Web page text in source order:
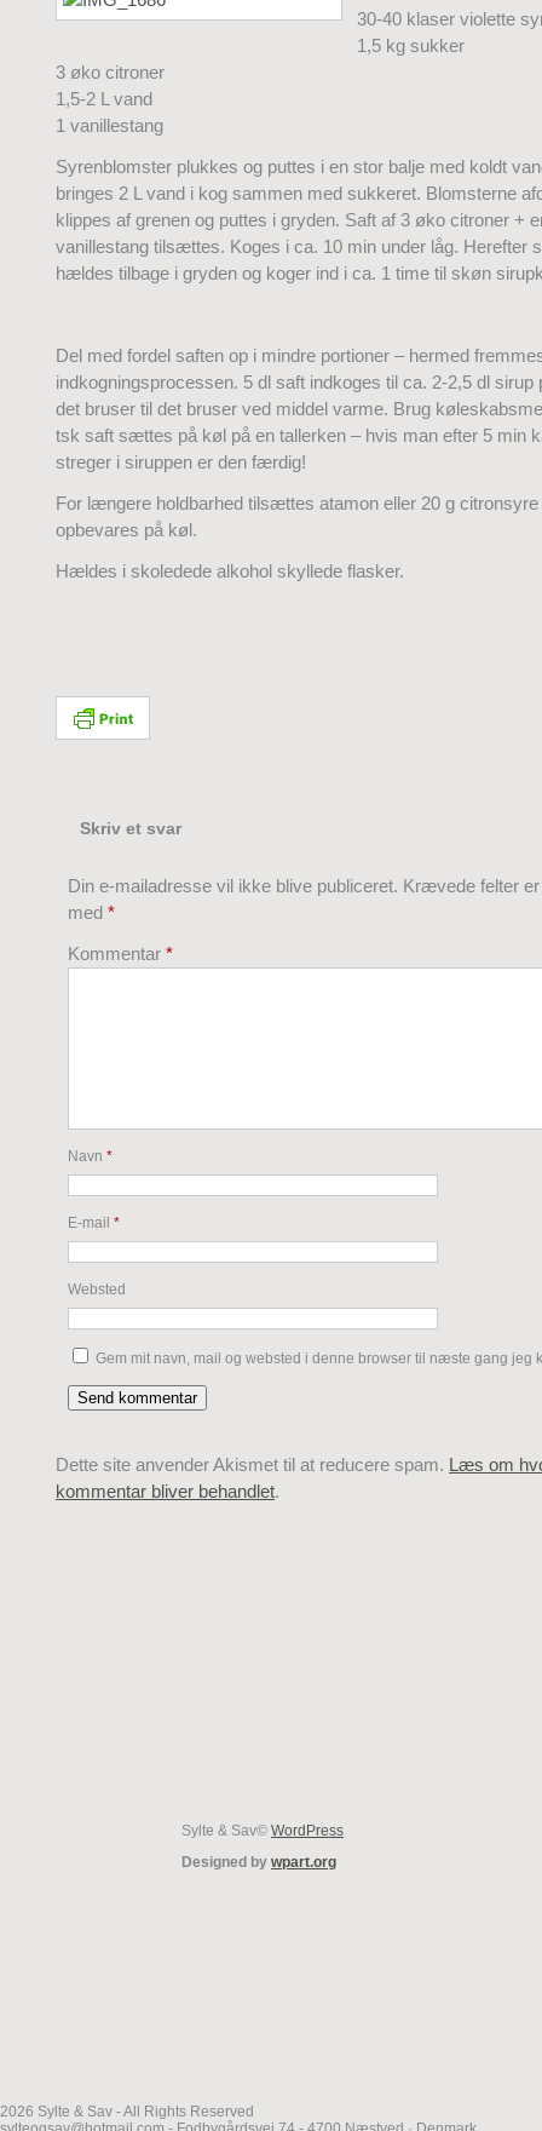
30-40 klaser violette
1,5 kg sukker
3 øko citroner
1,5-2 L vand
1 vanillestang
Syrenblomster plukkes og puttes i en stor balje med koldt
bringes 2 L vand i kog sammen med sukkeret. Blomsterne
klippes af grenen og puttes i gryden. Saft af 3 øko citroner +
vanillestang tilsættes. Koges i ca. 10 min under låg. Herefter
hældes tilbage i gryden og koger ind i ca. 1 time til skøn
Del med fordel saften op i mindre portioner – hermed
indkogningsprocessen. 5 dl saft indkoges til ca. 2-2,5 dl sirup
det bruser til det bruser ved middel varme. Brug
tsk saft sættes på køl på en tallerken – hvis man efter 5 min
streger i siruppen er den færdig!
For længere holdbarhed tilsættes atamon eller 20 g citronsyre
opbevares på køl.
Hældes i skoledede alkohol skyllede flasker.
Skriv et svar
Din e-mailadresse vil ikke blive publiceret. Krævede felter
med *
Kommentar *
Navn *
E-mail *
Websted
Gem mit navn, mail og websted i denne browser til næste gang jeg
Dette site anvender Akismet til at reducere spam. Læs om
kommentar bliver behandlet.
Sylte & Sav© WordPress
Designed by wpart.org
2026 Sylte & Sav - All Rights Reserved